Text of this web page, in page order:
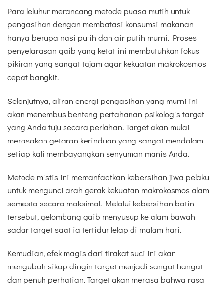
Para leluhur merancang metode puasa mutih untuk
pengasihan dengan membatasi konsumsi makanan
hanya berupa nasi putih dan air putih murni. Proses
penyelarasan gaib yang ketat ini membutuhkan fokus
pikiran yang sangat tajam agar kekuatan makrokosmos
cepat bangkit.
Selanjutnya, aliran energi pengasihan yang murni ini
akan menembus benteng pertahanan psikologis target
yang Anda tuju secara perlahan. Target akan mulai
merasakan getaran kerinduan yang sangat mendalam
setiap kali membayangkan senyuman manis Anda.
Metode mistis ini memanfaatkan kebersihan jiwa pelaku
untuk mengunci arah gerak kekuatan makrokosmos alam
semesta secara maksimal. Melalui kebersihan batin
tersebut, gelombang gaib menyusup ke alam bawah
sadar target saat ia tertidur lelap di malam hari.
Kemudian, efek magis dari tirakat suci ini akan
mengubah sikap dingin target menjadi sangat hangat
dan penuh perhatian. Target akan merasa bahwa rasa